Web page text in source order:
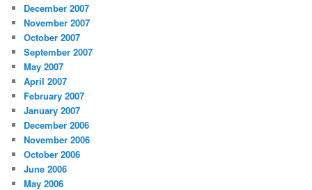
December 2007
November 2007
October 2007
September 2007
May 2007
April 2007
February 2007
January 2007
December 2006
November 2006
October 2006
June 2006
May 2006